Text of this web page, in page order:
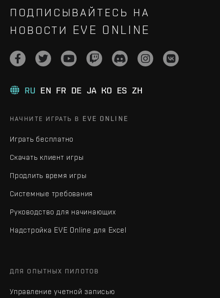
ПОДПИСЫВАЙТЕСЬ НА
НОВОСТИ EVE ONLINE
RU EN FR DE JA KO ES ZH
НАЧНИТЕ ИГРАТЬ В EVE ONLINE
Играть бесплатно
Скачать клиент игры
Продлить время игры
Системные требования
Руководство для начинающих
Надстройка EVE Online для Excel
ДЛЯ ОПЫТНЫХ ПИЛОТОВ
Управление учетной записью